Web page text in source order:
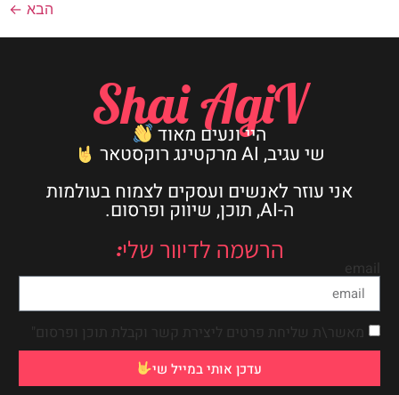
הבא ←
Shai AgiV
היי ונעים מאוד
שי עגיב, AI מרקטינג רוקסטאר
אני עוזר לאנשים ועסקים לצמוח בעולמות
ה-AI, תוכן, שיווק ופרסום.
הרשמה לדיוור שלי:
email
מאשר\ת שליחת פרטים ליצירת קשר וקבלת תוכן ופרסום"
עדכן אותי במייל שי